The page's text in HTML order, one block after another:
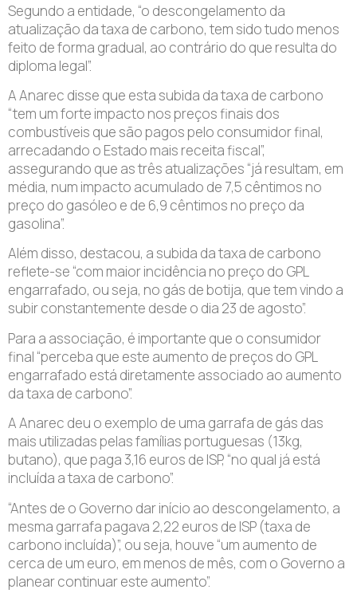
Segundo a entidade, “o descongelamento da
atualização da taxa de carbono, tem sido tudo menos
feito de forma gradual, ao contrário do que resulta do
diploma legal”.
A Anarec disse que esta subida da taxa de carbono
“tem um forte impacto nos preços finais dos
combustíveis que são pagos pelo consumidor final,
arrecadando o Estado mais receita fiscal”,
assegurando que as três atualizações “já resultam, em
média, num impacto acumulado de 7,5 cêntimos no
preço do gasóleo e de 6,9 cêntimos no preço da
gasolina”.
Além disso, destacou, a subida da taxa de carbono
reflete-se “com maior incidência no preço do GPL
engarrafado, ou seja, no gás de botija, que tem vindo a
subir constantemente desde o dia 23 de agosto”.
Para a associação, é importante que o consumidor
final “perceba que este aumento de preços do GPL
engarrafado está diretamente associado ao aumento
da taxa de carbono”.
A Anarec deu o exemplo de uma garrafa de gás das
mais utilizadas pelas famílias portuguesas (13kg,
butano), que paga 3,16 euros de ISP, “no qual já está
incluída a taxa de carbono”.
“Antes de o Governo dar início ao descongelamento, a
mesma garrafa pagava 2,22 euros de ISP (taxa de
carbono incluída)”, ou seja, houve “um aumento de
cerca de um euro, em menos de mês, com o Governo a
planear continuar este aumento”.